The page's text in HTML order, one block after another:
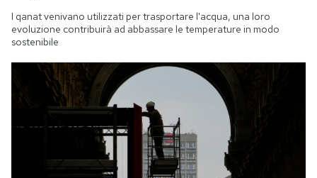
I qanat venivano utilizzati per trasportare l'acqua, una loro
evoluzione contribuirà ad abbassare le temperature in modo
sostenibile